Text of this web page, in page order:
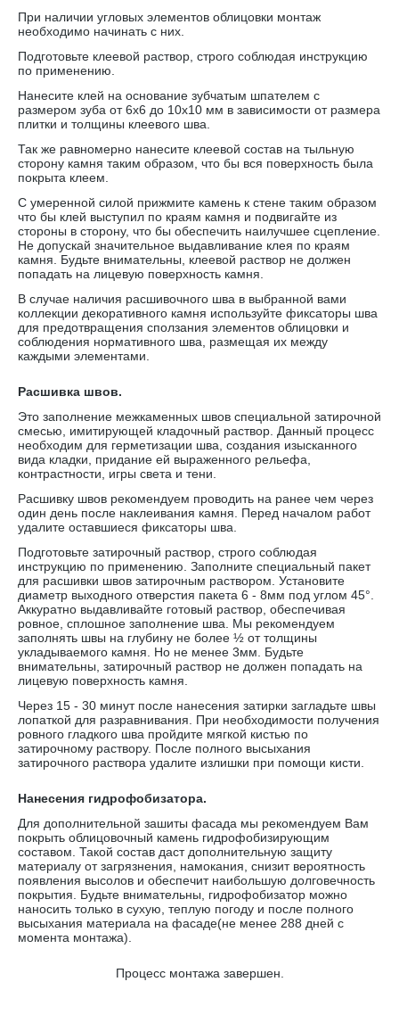
При наличии угловых элементов облицовки монтаж
необходимо начинать с них.
Подготовьте клеевой раствор, строго соблюдая инструкцию
по применению.
Нанесите клей на основание зубчатым шпателем с
размером зуба от 6х6 до 10х10 мм в зависимости от размера
плитки и толщины клеевого шва.
Так же равномерно нанесите клеевой состав на тыльную
сторону камня таким образом, что бы вся поверхность была
покрыта клеем.
С умеренной силой прижмите камень к стене таким образом
что бы клей выступил по краям камня и подвигайте из
стороны в сторону, что бы обеспечить наилучшее сцепление.
Не допускай значительное выдавливание клея по краям
камня. Будьте внимательны, клеевой раствор не должен
попадать на лицевую поверхность камня.
В случае наличия расшивочного шва в выбранной вами
коллекции декоративного камня используйте фиксаторы шва
для предотвращения сползания элементов облицовки и
соблюдения нормативного шва, размещая их между
каждыми элементами.
Расшивка швов.
Это заполнение межкаменных швов специальной затирочной
смесью, имитирующей кладочный раствор. Данный процесс
необходим для герметизации шва, создания изысканного
вида кладки, придание ей выраженного рельефа,
контрастности, игры света и тени.
Расшивку швов рекомендуем проводить на ранее чем через
один день после наклеивания камня. Перед началом работ
удалите оставшиеся фиксаторы шва.
Подготовьте затирочный раствор, строго соблюдая
инструкцию по применению. Заполните специальный пакет
для расшивки швов затирочным раствором. Установите
диаметр выходного отверстия пакета 6 - 8мм под углом 45°.
Аккуратно выдавливайте готовый раствор, обеспечивая
ровное, сплошное заполнение шва. Мы рекомендуем
заполнять швы на глубину не более ½ от толщины
укладываемого камня. Но не менее 3мм. Будьте
внимательны, затирочный раствор не должен попадать на
лицевую поверхность камня.
Через 15 - 30 минут после нанесения затирки загладьте швы
лопаткой для разравнивания. При необходимости получения
ровного гладкого шва пройдите мягкой кистью по
затирочному раствору. После полного высыхания
затирочного раствора удалите излишки при помощи кисти.
Нанесения гидрофобизатора.
Для дополнительной зашиты фасада мы рекомендуем Вам
покрыть облицовочный камень гидрофобизирующим
составом. Такой состав даст дополнительную защиту
материалу от загрязнения, намокания, снизит вероятность
появления высолов и обеспечит наибольшую долговечность
покрытия. Будьте внимательны, гидрофобизатор можно
наносить только в сухую, теплую погоду и после полного
высыхания материала на фасаде(не менее 288 дней с
момента монтажа).
Процесс монтажа завершен.